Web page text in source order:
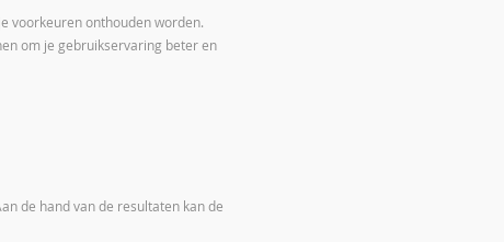
voorkeuren onthouden worden.
om je gebruikservaring beter en
de hand van de resultaten kan de